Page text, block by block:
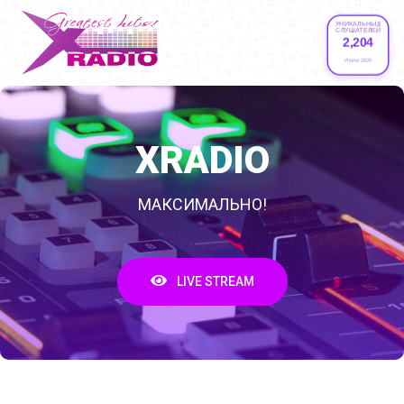
УНИКАЛЬНЫХ
СЛУШАТЕЛЕЙ
2,204
Июле 2026
XRADIO
МАКСИМАЛЬНО!
LIVE STREAM